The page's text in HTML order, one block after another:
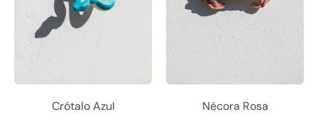
Crótalo Azul Nécora Rosa